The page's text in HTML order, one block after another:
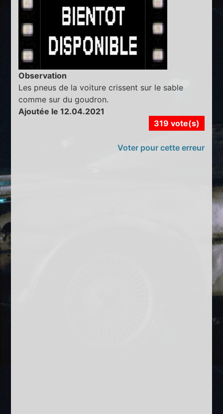
Observation
Les pneus de la voiture crissent sur le sable
comme sur du goudron.
Ajoutée le 12.04.2021
319 vote(s)
Voter pour cette erreur